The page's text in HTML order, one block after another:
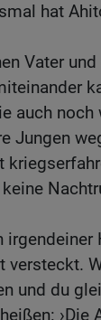
hat
Vater
auch noch
Jungen
irgendeiner
versteckt.
und du
›Die